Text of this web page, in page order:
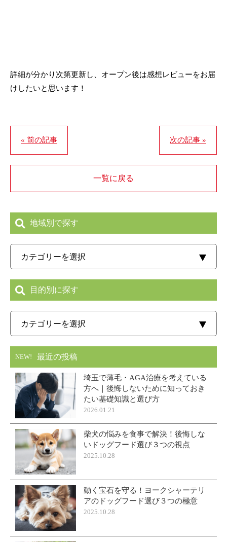
詳細が分かり次第更新し、オープン後は感想レビューをお届
けしたいと思います！
« 前の記事 次の記事 »
一覧に戻る
地域別で探す
目的別に探す
NEW! 最近の投稿
埼玉で薄毛・AGA治療を考えている
方へ｜後悔しないために知っておき
たい基礎知識と選び方
2026.01.21
柴犬の悩みを食事で解決！後悔しな
いドッグフード選び３つの視点
2025.10.28
動く宝石を守る！ヨークシャーテリ
アのドッグフード選び３つの極意
2025.10.28